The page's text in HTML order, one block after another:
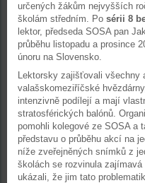
určených žákům nejvyšších
školám středním. Po sérii 8
lektor, předseda SOSA pan
průběhu listopadu a prosince
únoru na Slovensko.
Lektorsky zajišťovali všechny
valašskomeziříčské
intenzivně podílejí a mají
stratosférických balónů.
pomohli kolegové ze SOSA a
představu o průběhu akcí na
níže zveřejněných snímků z
školách se rozvinula
ukázali, že jim tato